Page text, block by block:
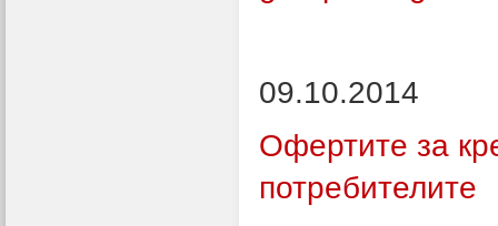
09.10.2014
Офертите за
потребителите